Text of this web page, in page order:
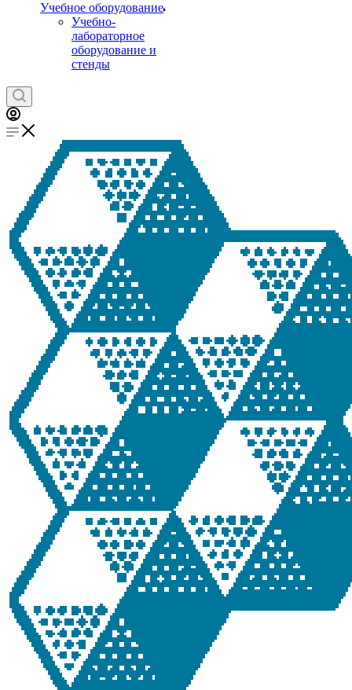
Учебное оборудование
Учебно-
лабораторное
оборудование и
стенды